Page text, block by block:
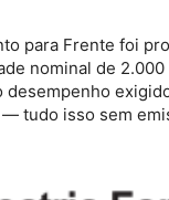
para Frente foi
nominal de
tudo isso sem